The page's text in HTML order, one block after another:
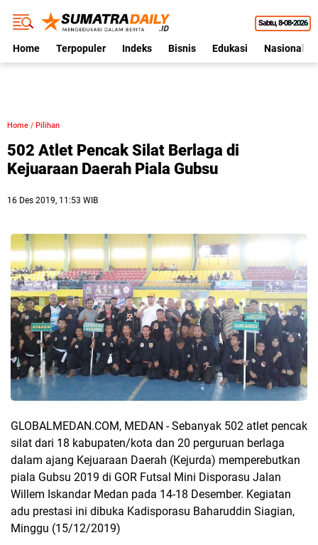
Sabtu 8•08•2026
Home Terpopuler Indeks Bisnis Edukasi Nasional
Home / Pilihan
502 Atlet Pencak Silat Berlaga di
Kejuaraan Daerah Piala Gubsu
16 Des 2019, 11:53 WIB
GLOBALMEDAN.COM, MEDAN - Sebanyak 502 atlet pencak
silat dari 18 kabupaten/kota dan 20 perguruan berlaga
dalam ajang Kejuaraan Daerah (Kejurda) memperebutkan
piala Gubsu 2019 di GOR Futsal Mini Disporasu Jalan
Willem Iskandar Medan pada 14-18 Desember. Kegiatan
adu prestasi ini dibuka Kadisporasu Baharuddin Siagian,
Minggu (15/12/2019)